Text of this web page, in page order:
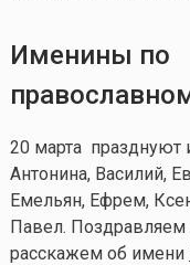
Именины по
20 марта празднуют
Антонина, Василий,
Емельян, Ефрем,
Павел. Поздравляем
расскажем об имени